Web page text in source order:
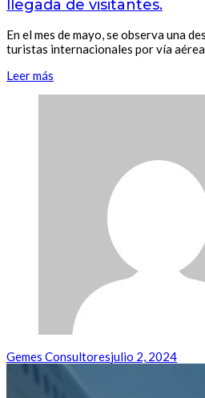
llegada de visitantes.
En el mes de mayo, se observa una
turistas internacionales por vía
Leer más
Gemes Consultoresjulio 2, 2024